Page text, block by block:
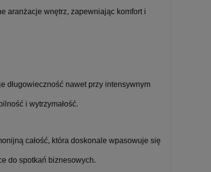
aranżacje wnętrz, zapewniając komfort i
długowieczność nawet przy intensywnym
i wytrzymałość.
całość, która doskonale wpasowuje się
do spotkań biznesowych.